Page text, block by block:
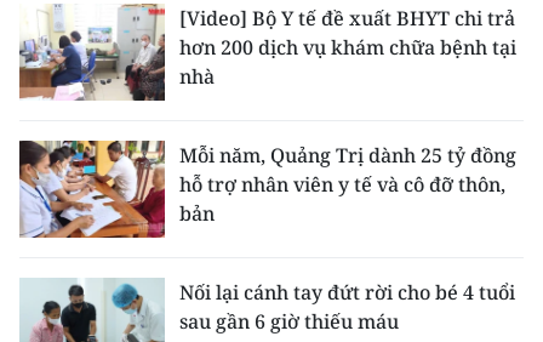
[Video] Bộ Y tế đề xuất BHYT chi trả
hơn 200 dịch vụ khám chữa bệnh tại
nhà
Mỗi năm, Quảng Trị dành 25 tỷ đồng
hỗ trợ nhân viên y tế và cô đỡ thôn,
bản
Nối lại cánh tay đứt rời cho bé 4 tuổi
sau gần 6 giờ thiếu máu